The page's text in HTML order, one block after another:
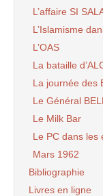
L’affaire SI
L’Islamisme
L’OAS
La bataille
La journée des
Le Général
Le Milk Bar
Le PC dans les
Mars 1962
Bibliographie
Livres en ligne